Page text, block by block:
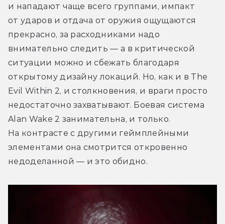
и нападают чаще всего группами, импакт
от ударов и отдача от оружия ощущаются
прекрасно, за расходниками надо
внимательно следить — а в критической
ситуации можно и сбежать благодаря
открытому дизайну локаций. Но, как и в The
Evil Within 2, и столкновения, и враги просто
недостаточно захватывают. Боевая система
Alan Wake 2 занимательна, и только.
На контрасте с другими геймплейными
элементами она смотрится откровенно
недоделанной — и это обидно.